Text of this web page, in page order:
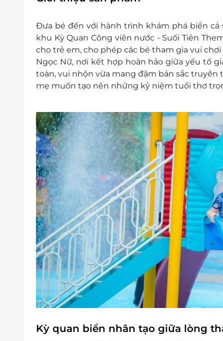
Điều kiện khác:
Không áp dụng đồng thời với chương
Voucher không áp dụng hoàn, hủy.
Đưa bé đến với hành trình khám phá biển cả
khu Kỳ Quan Công viên nước - Suối Tiên
cho trẻ em, cho phép các bé tham gia vui
Ngọc Nữ, nơi kết hợp hoàn hảo giữa yếu tố
toàn, vui nhộn vừa mang đậm bản sắc
mẹ muốn tạo nên những kỷ niệm tuổi thơ
Kỳ quan biển nhân tạo giữa lòng